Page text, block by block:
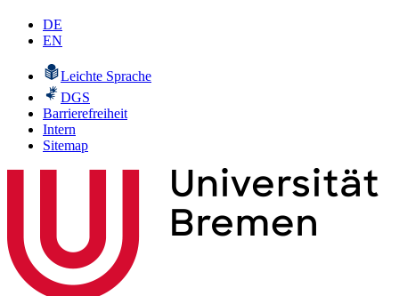
DE
EN
Leichte Sprache
DGS
Barrierefreiheit
Intern
Sitemap